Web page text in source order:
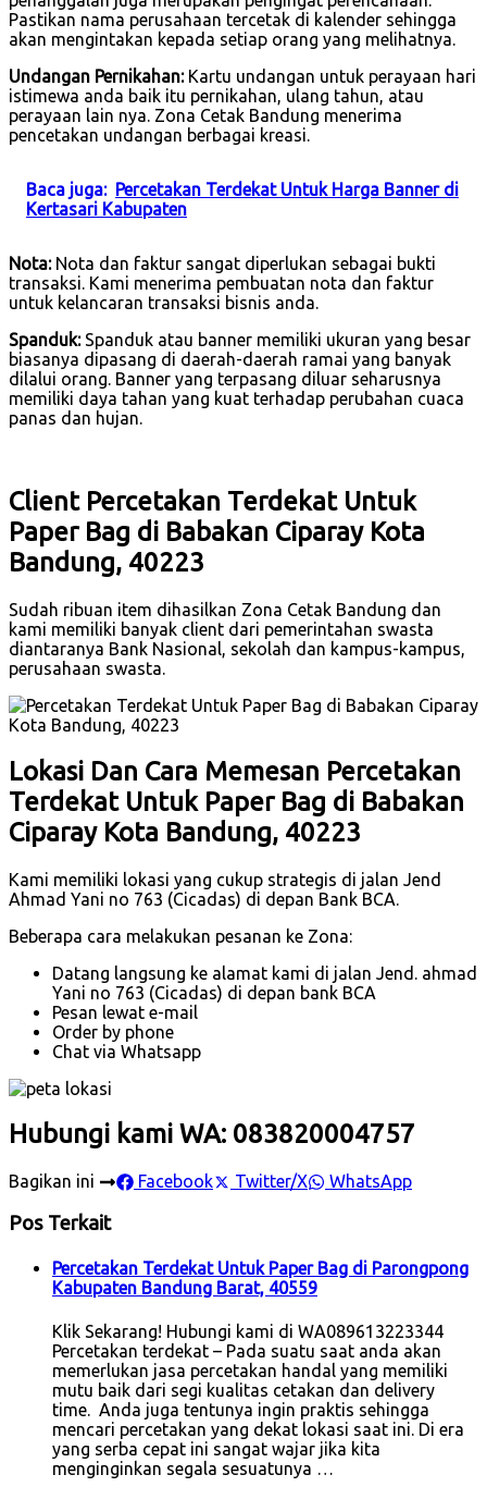
Pastikan nama perusahaan tercetak di kalender sehingga
akan mengintakan kepada setiap orang yang melihatnya.
Undangan Pernikahan:Kartu undangan untuk perayaan hari
istimewa anda baik itu pernikahan, ulang tahun, atau
perayaan lain nya. Zona Cetak Bandung menerima
pencetakan undangan berbagai kreasi.
Baca juga: Percetakan Terdekat Untuk Harga Banner di
Kertasari Kabupaten
Nota:Nota dan faktur sangat diperlukan sebagai bukti
transaksi. Kami menerima pembuatan nota dan faktur
untuk kelancaran transaksi bisnis anda.
Spanduk:Spanduk atau banner memiliki ukuran yang besar
biasanya dipasang di daerah-daerah ramai yang banyak
dilalui orang. Banner yang terpasang diluar seharusnya
memiliki daya tahan yang kuat terhadap perubahan cuaca
panas dan hujan.
Client Percetakan Terdekat Untuk
Paper Bag di Babakan Ciparay Kota
Bandung, 40223
Sudah ribuan item dihasilkan Zona Cetak Bandung dan
kami memiliki banyak client dari pemerintahan swasta
diantaranya Bank Nasional, sekolah dan kampus-kampus,
perusahaan swasta.
Lokasi Dan Cara Memesan Percetakan
Terdekat Untuk Paper Bag di Babakan
Ciparay Kota Bandung, 40223
Kami memiliki lokasi yang cukup strategis di jalan Jend
Ahmad Yani no 763 (Cicadas) di depan Bank BCA.
Beberapa cara melakukan pesanan ke Zona:
Datang langsung ke alamat kami di jalan Jend. ahmad
Yani no 763 (Cicadas) di depan bank BCA
Pesan lewat e-mail
Order by phone
Chat via Whatsapp
Hubungi kami WA: 083820004757
Bagikan ini Facebook Twitter/X WhatsApp
Pos Terkait
Percetakan Terdekat Untuk Paper Bag di Parongpong
Kabupaten Bandung Barat, 40559
Klik Sekarang! Hubungi kami di WA089613223344
Percetakan terdekat – Pada suatu saat anda akan
memerlukan jasa percetakan handal yang memiliki
mutu baik dari segi kualitas cetakan dan delivery
time. Anda juga tentunya ingin praktis sehingga
mencari percetakan yang dekat lokasi saat ini. Di era
yang serba cepat ini sangat wajar jika kita
menginginkan segala sesuatunya …